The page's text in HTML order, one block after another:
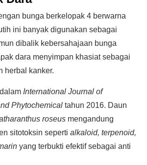
bunga berkelopak 4 berwarna
ini banyak digunakan sebagai
dibalik kebersahajaan bunga
dara menyimpan khasiat sebagai
herbal kanker.
International Journal of
Phytochemical tahun 2016. Daun
roseus mengandung
sitotoksin seperti alkaloid, terpenoid,
yang terbukti efektif sebagai anti